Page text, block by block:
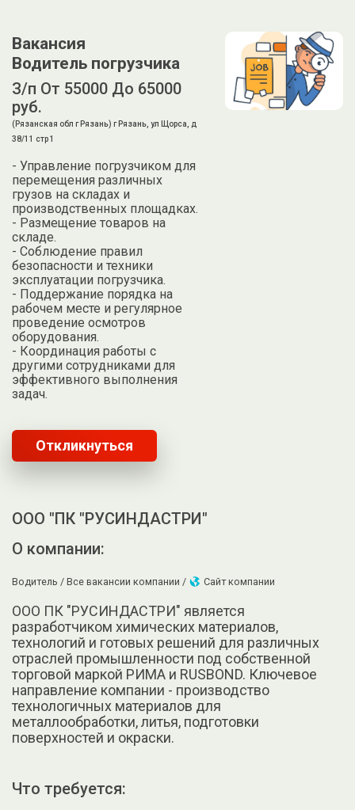
Вакансия
Водитель погрузчика
З/п От 55000 До 65000
руб.
(Рязанская обл г Рязань) г Рязань, ул Щорса, д
38/11 стр 1
- Управление погрузчиком для
перемещения различных
грузов на складах и
производственных площадках.
- Размещение товаров на
складе.
- Соблюдение правил
безопасности и техники
эксплуатации погрузчика.
- Поддержание порядка на
рабочем месте и регулярное
проведение осмотров
оборудования.
- Координация работы с
другими сотрудниками для
эффективного выполнения
задач.
Откликнуться
ООО "ПК "РУСИНДАСТРИ"
О компании:
Водитель / Все вакансии компании / Сайт компании
ООО ПК "РУСИНДАСТРИ" является
разработчиком химических материалов,
технологий и готовых решений для различных
отраслей промышленности под собственной
торговой маркой РИМА и RUSBOND. Ключевое
направление компании - производство
технологичных материалов для
металлообработки, литья, подготовки
поверхностей и окраски.
Что требуется: